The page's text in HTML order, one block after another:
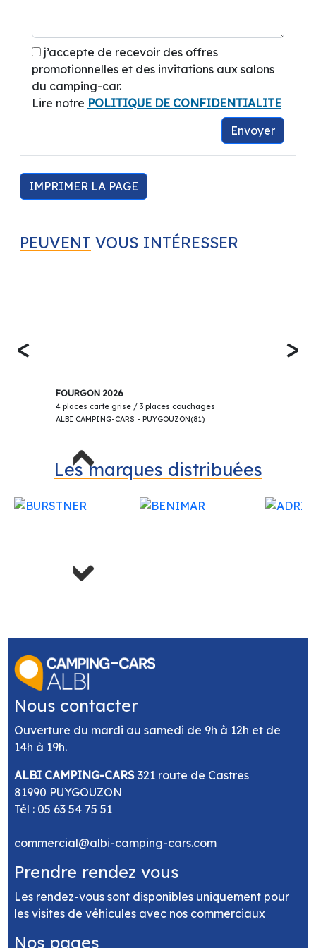
j’accepte de recevoir des offres
promotionnelles et des invitations aux salons
du camping-car.
Lire notre POLITIQUE DE CONFIDENTIALITE
Envoyer
IMPRIMER LA PAGE
PEUVENT VOUS INTÉRESSER
<
FOURGON 2026
4 places carte grise / 3 places couchages
ALBI CAMPING-CARS - PUYGOUZON(81)
>
Les marques distribuées
Previous
Nous contacter
Ouverture du mardi au samedi de 9h à 12h et de
14h à 19h.
ALBI CAMPING-CARS 321 route de Castres
81990 PUYGOUZON
Tél : 05 63 54 75 51
commercial@albi-camping-cars.com
Prendre rendez vous
Les rendez-vous sont disponibles uniquement pour
les visites de véhicules avec nos commerciaux
Nos pages